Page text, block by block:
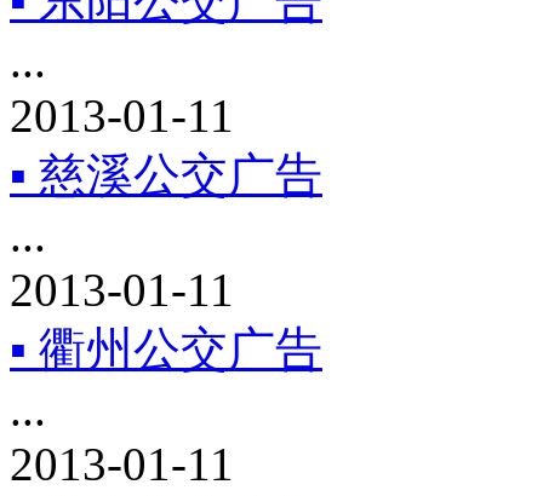
...
2013-01-11
▪ 慈溪公交广告
...
2013-01-11
▪ 衢州公交广告
...
2013-01-11